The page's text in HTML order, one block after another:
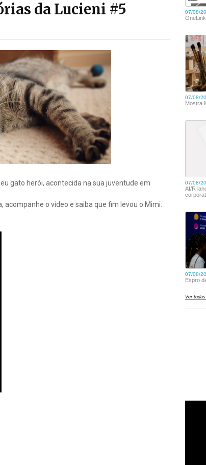
da Lucieni #5
gato herói, acontecida na sua juventude em
o vídeo e saiba que fim levou o Mimi.